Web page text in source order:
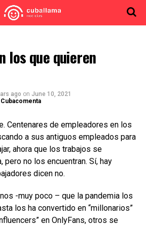
los que quieren
ago on June 10, 2021
Centenares de empleadores en los
a sus antiguos empleados para
ahora que los trabajos se
pero no los encuentran. Sí, hay
dicen no.
-muy poco – que la pandemia los
los ha convertido en “millonarios”
en OnlyFans, otros se